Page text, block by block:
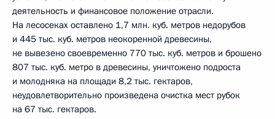
деятельность и финансовое положение отрасли.
На лесосеках оставлено 1,7 млн. куб. метров недорубов
и 445 тыс. куб. метров неокоренной древесины,
не вывезено своевременно 770 тыс. куб. метров и брошено
807 тыс. куб. метро в древесины, уничтожено подроста
и молодняка на площади 8,2 тыс. гектаров,
неудовлетворительно произведена очистка мест рубок
на 67 тыс. гектаров.